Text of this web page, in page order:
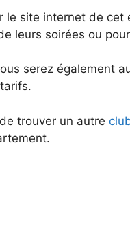
le site internet de
leurs soirées ou
serez également
trouver un autre